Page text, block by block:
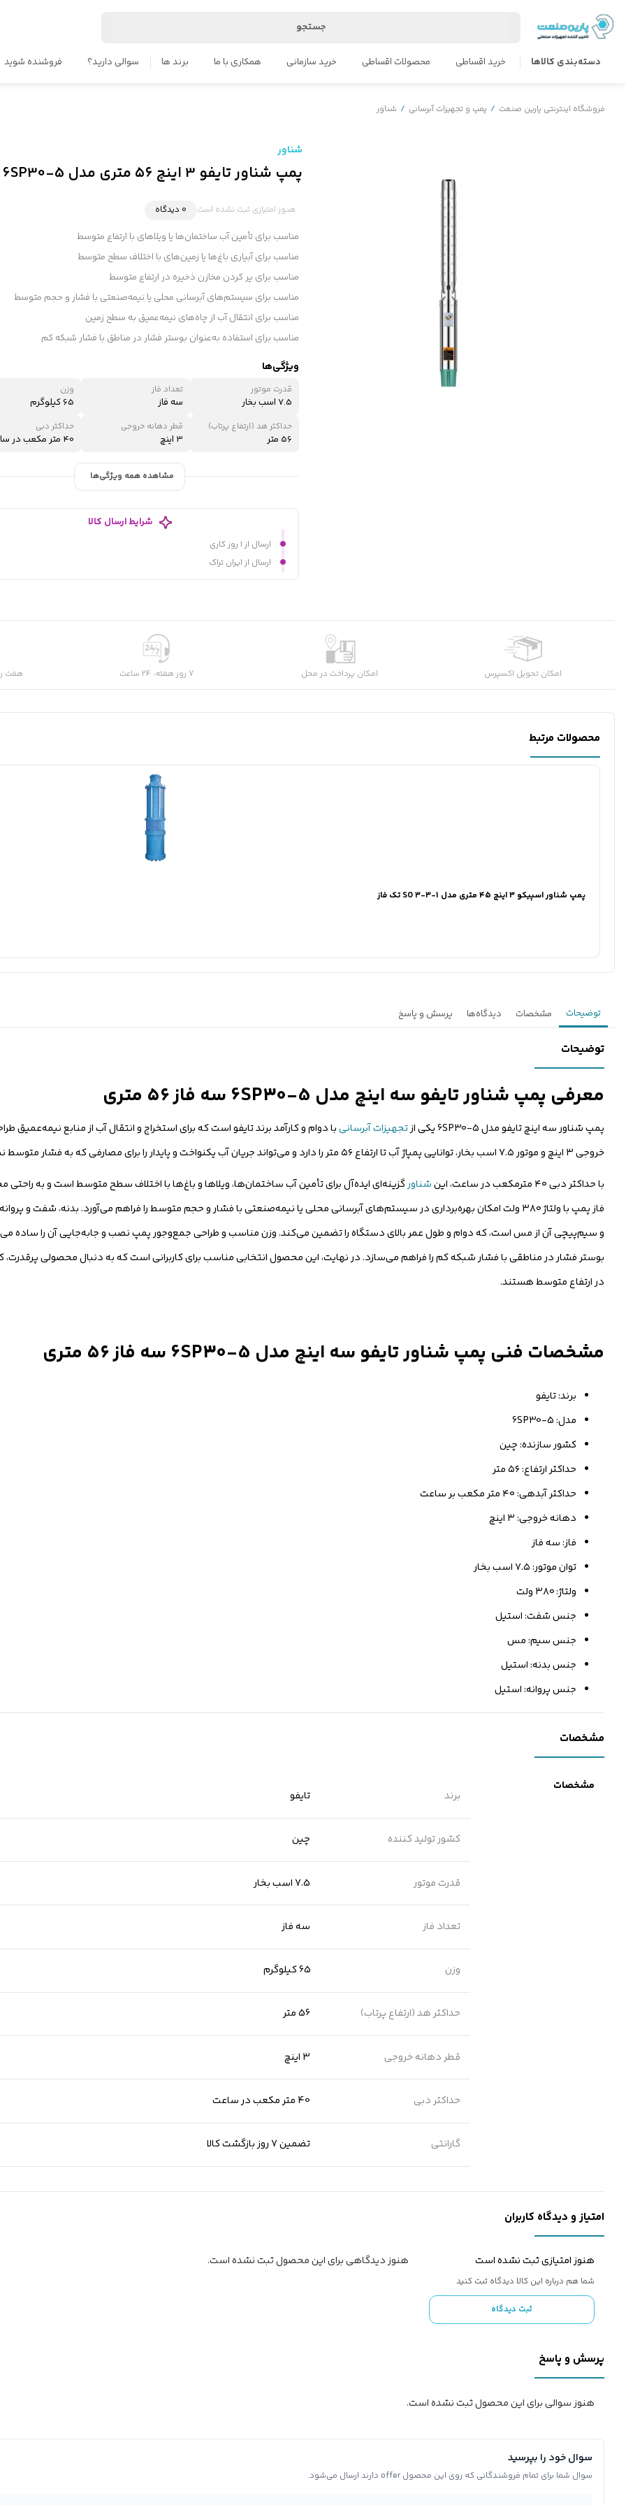
جستجو
دسته‌بندی کالاها خرید اقساطی محصولات اقساطی خرید سازمانی همکاری با ما برند ها سوالی دارید؟ فروشنده شوید
فروشگاه اینترنتی پارین صنعت / پمپ و تجهیزات آبرسانی / شناور
شناور
پمپ شناور تایفو 3 اینچ ۵۶ متری مدل 6SP30-5 سه فاز
هنوز امتیازی ثبت نشده است 0 دیدگاه
مناسب برای تأمین آب ساختمان‌ها یا ویلاهای با ارتفاع متوسط
مناسب برای آبیاری باغ‌ها یا زمین‌های با اختلاف سطح متوسط
مناسب برای پر کردن مخازن ذخیره در ارتفاع متوسط
مناسب برای سیستم‌های آبرسانی محلی یا نیمه‌صنعتی با فشار و حجم متوسط
مناسب برای انتقال آب از چاه‌های نیمه‌عمیق به سطح زمین
مناسب برای استفاده به‌عنوان بوستر فشار در مناطق با فشار شبکه کم
ویژگی‌ها
قدرت موتور
7.5 اسب بخار
تعداد فاز
سه فاز
وزن
65 کیلوگرم
حداکثر هد (ارتفاع پرتاب)
56 متر
قطر دهانه خروجی
3 اینچ
حداکثر دبی
40 متر مكعب در ساعت
مشاهده همه ویژگی‌ها
شرایط ارسال کالا
ارسال از ۱ روز کاری
ارسال از ایران تراک
امکان تحویل اکسپرس امکان پرداخت در محل 7 روز هفته، 24 ساعت هفت
محصولات مرتبط
پمپ شناور اسپیکو 3 اینچ 45 متری مدل SO 3-3-1 تک فاز
توضیحات مشخصات دیدگاه‌ها پرسش و پاسخ
توضیحات
معرفی پمپ شناور تایفو سه اینچ مدل 6SP30-5 سه فاز ۵۶ متری
پمپ شناور سه اینچ تایفو مدل 6SP30-5 یکی از تجهیزات آبرسانیبا دوام و کارآمد برند تایفو است که برای استخراج و انتقال آب از منابع
خروجی ۳ اینچ و موتور ۷.۵ اسب بخار، توانایی پمپاژ آب تا ارتفاع ۵۶ متر را دارد و می‌تواند جریان آب یکنواخت و پایدار را برای مصارفی که به فشار متوسط نیاز دارند، فراهم کند.
با حداکثر دبی ۴۰ مترمکعب در ساعت، این
شناورگزینه‌ای ایده‌آل برای تأمین آب ساختمان‌ها، ویلاها و باغ‌ها با اختلاف سطح متوسط است و به راحتی
فاز پمپ با ولتاژ ۳۸۰ ولت امکان بهره‌برداری در سیستم‌های آبرسانی محلی یا نیمه‌صنعتی با فشار و حجم متوسط را فراهم می‌آورد. بدنه، شفت
و سیم‌پیچی آن از مس است، که دوام و طول عمر بالای دستگاه را تضمین می‌کند. وزن مناسب و طراحی جمع‌وجور پمپ نصب و جابه‌جایی آن را ساده
بوستر فشار در مناطقی با فشار شبکه کم را فراهم می‌سازد. در نهایت، این محصول انتخابی مناسب برای کاربرانی است که به دنبال محصولی پرقدرت،
در ارتفاع متوسط هستند.
مشخصات فنی پمپ شناور تایفو سه اینچ مدل 6SP30-5 سه فاز ۵۶ متری
برند: تایفو
مدل: 6SP30-5
کشور سازنده: چین
حداکثر ارتفاع: ۵۶ متر
حداکثر آبدهی: ۴۰ متر مکعب بر ساعت
دهانه خروجی: ۳ اینچ
فاز: سه فاز
توان موتور: ۷.۵ اسب بخار
ولتاژ: ۳۸۰ ولت
جنس شفت: استیل
جنس سیم: مس
جنس بدنه: استیل
جنس پروانه: استیل
مشخصات
مشخصات
برند تایفو
کشور تولید کننده چین
قدرت موتور 7.5 اسب بخار
تعداد فاز سه فاز
وزن 65 کیلوگرم
حداکثر هد (ارتفاع پرتاب) 56 متر
قطر دهانه خروجی 3 اینچ
حداکثر دبی 40 متر مكعب در ساعت
گارانتی تضمین 7 روز بازگشت کالا
امتیاز و دیدگاه کاربران
هنوز امتیازی ثبت نشده است
شما هم درباره این کالا دیدگاه ثبت کنید
ثبت دیدگاه
هنوز دیدگاهی برای این محصول ثبت نشده است.
پرسش و پاسخ
هنوز سوالی برای این محصول ثبت نشده است.
سوال خود را بپرسید
سوال شما برای تمام فروشندگانی که روی این محصول offer دارند ارسال می‌شود.